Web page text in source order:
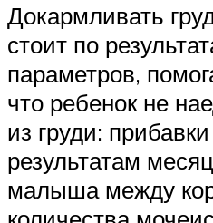
Докармливать
стоит по
параметров,
что ребенок не
из груди:
результатам
малыша между